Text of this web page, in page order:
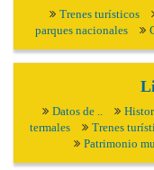
Trenes turísticos
parques nacionales
Datos de ..
termales
Trenes
Patrimonio